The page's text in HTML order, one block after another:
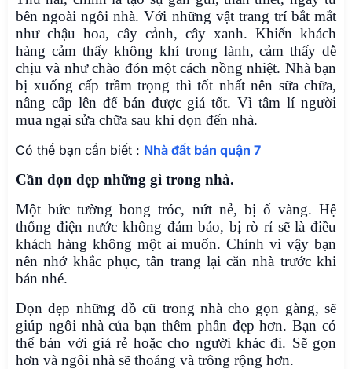
bên ngoài ngôi nhà. Với những vật trang trí bắt mắt
như chậu hoa, cây cảnh, cây xanh. Khiến khách
hàng cảm thấy không khí trong lành, cảm thấy dễ
chịu và như chào đón một cách nồng nhiệt. Nhà bạn
bị xuống cấp trầm trọng thì tốt nhất nên sữa chữa,
nâng cấp lên để bán được giá tốt. Vì tâm lí người
mua ngại sửa chữa sau khi dọn đến nhà.
Có thể bạn cần biết : Nhà đất bán quận 7
Cần dọn dẹp những gì trong nhà.
Một bức tường bong tróc, nứt nẻ, bị ố vàng. Hệ
thống điện nước không đảm bảo, bị rò rỉ sẽ là điều
khách hàng không một ai muốn. Chính vì vậy bạn
nên nhớ khắc phục, tân trang lại căn nhà trước khi
bán nhé.
Dọn dẹp những đồ cũ trong nhà cho gọn gàng, sẽ
giúp ngôi nhà của bạn thêm phần đẹp hơn. Bạn có
thể bán với giá rẻ hoặc cho người khác đi. Sẽ gọn
hơn và ngôi nhà sẽ thoáng và trông rộng hơn.